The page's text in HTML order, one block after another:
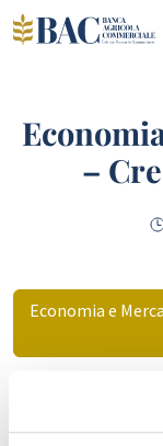
–
Economia e